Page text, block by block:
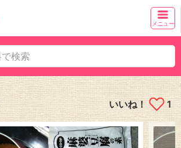
メニュー
いいね！ 1